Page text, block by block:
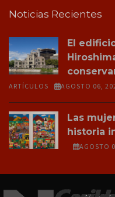
Noticias Recientes
El
ARTÍCULOS AGOSTO 06,
Las
historia
AGOSTO